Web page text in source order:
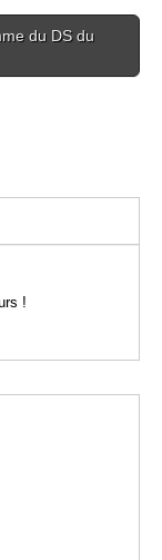
du DS du
!